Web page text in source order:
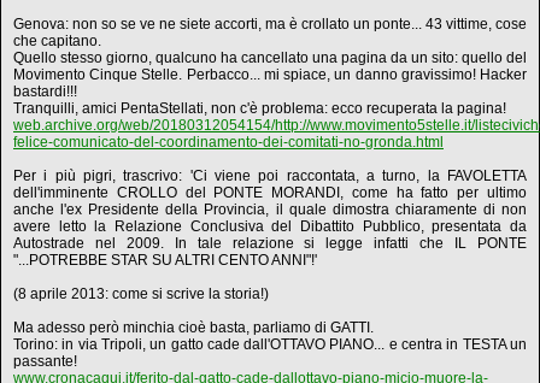
Genova: non so se ve ne siete accorti, ma è crollato un ponte... 43 vittime, cose
che capitano.
Quello stesso giorno, qualcuno ha cancellato una pagina da un sito: quello del
Movimento Cinque Stelle. Perbacco... mi spiace, un danno gravissimo! Hacker
bastardi!!!
Tranquilli, amici PentaStellati, non c'è problema: ecco recuperata la pagina!
web.archive.org/web/20180312054154/http://www.movimento5stelle.it/
felice-comunicato-del-coordinamento-dei-comitati-no-gronda.html
Per i più pigri, trascrivo: 'Ci viene poi raccontata, a turno, la FAVOLETTA
dell'imminente CROLLO del PONTE MORANDI, come ha fatto per ultimo
anche l'ex Presidente della Provincia, il quale dimostra chiaramente di non
avere letto la Relazione Conclusiva del Dibattito Pubblico, presentata da
Autostrade nel 2009. In tale relazione si legge infatti che IL PONTE
"...POTREBBE STAR SU ALTRI CENTO ANNI"!'
(8 aprile 2013: come si scrive la storia!)
Ma adesso però minchia cioè basta, parliamo di GATTI.
Torino: in via Tripoli, un gatto cade dall'OTTAVO PIANO... e centra in TESTA un
passante!
www.cronacaqui.it/ferito-dal-gatto-cade-dallottavo-piano-micio-muore-la-